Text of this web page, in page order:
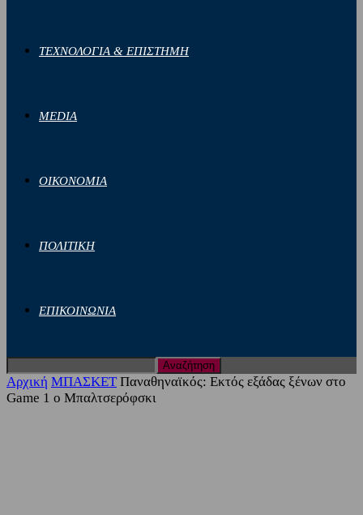
ΤΕΧΝΟΛΟΓΙΑ & ΕΠΙΣΤΗΜΗ
MEDIA
ΟΙΚΟΝΟΜΙΑ
ΠΟΛΙΤΙΚΗ
ΕΠΙΚΟΙΝΩΝΙΑ
Αρχική ΜΠΑΣΚΕΤ Παναθηναϊκός: Εκτός εξάδας ξένων στο
Game 1 ο Μπαλτσερόφσκι